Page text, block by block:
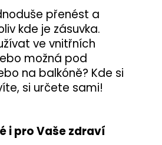
přenést a
kde je zásuvka.
ve vnitřních
možná pod
na balkóně? Kde si
si určete sami!
i pro Vaše zdraví